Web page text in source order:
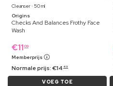
Cleanser ⋅ 50 ml
Origins
Checks And Balances Frothy Face
Wash
€11 09
Memberprijs
Normale prijs:€14 49
VOEG TOE